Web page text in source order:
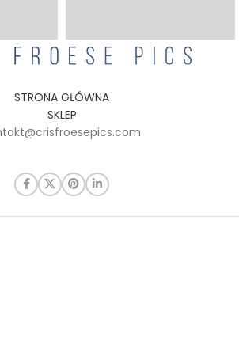
STRONA GŁÓWNA
SKLEP